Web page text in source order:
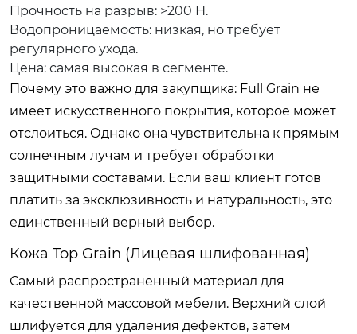
Прочность на разрыв: >200 Н.
Водопроницаемость: низкая, но требует
регулярного ухода.
Цена: самая высокая в сегменте.
Почему это важно для закупщика: Full Grain не
имеет искусственного покрытия, которое может
отслоиться. Однако она чувствительна к прямым
солнечным лучам и требует обработки
защитными составами. Если ваш клиент готов
платить за эксклюзивность и натуральность, это
единственный верный выбор.
Кожа Top Grain (Лицевая шлифованная)
Самый распространенный материал для
качественной массовой мебели. Верхний слой
шлифуется для удаления дефектов, затем